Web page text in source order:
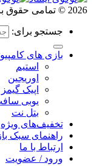
2026 © تمامی حقوق برای
جستجو برای:
بازی های
استیم
اوریجین
اپیک گیمز
یوبی
بتل نت
تخفیف‌های ویژه
راهنمای سبک
ارتباط با ما
ورود / عضویت